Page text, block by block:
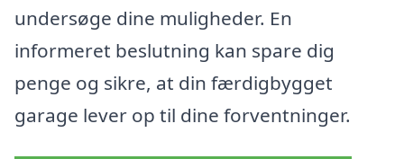
undersøge dine muligheder. En
informeret beslutning kan spare dig
penge og sikre, at din færdigbygget
garage lever op til dine forventninger.